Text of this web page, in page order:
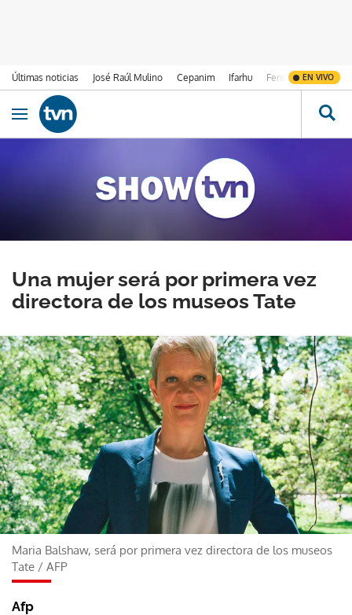
Últimas noticias José Raúl Mulino Cepanim Ifarhu Fenómeno de El
EN VIVO
Ir al contenido
Obrir navegació
Una mujer será por primera vez
directora de los museos Tate
Maria Balshaw, será por primera vez directora de los museos
Tate / AFP
Afp